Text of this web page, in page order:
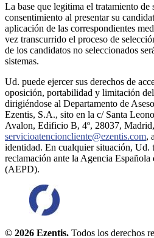
La base que legitima el tratamiento de
consentimiento al presentar su
aplicación de las correspondientes
vez transcurrido el proceso de
de los candidatos no seleccionados
sistemas.
Ud. puede ejercer sus derechos de
oposición, portabilidad y limitación
dirigiéndose al Departamento de
Ezentis, S.A., sito en la c/ Santa
Avalon, Edificio B, 4º, 28037,
servicioatencioncliente@ezentis.com,
identidad. En cualquier situación, Ud.
reclamación ante la Agencia
(AEPD).
© 2026 Ezentis. Todos los derechos